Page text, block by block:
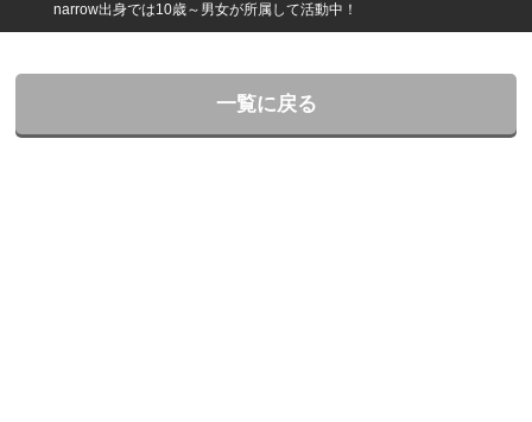
narrow出身では10歳～男女が所属して活動中！
一覧に戻る